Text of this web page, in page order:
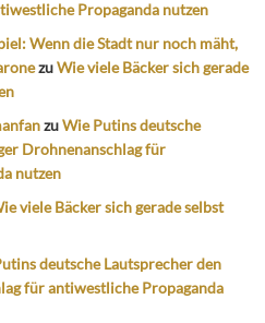
Propaganda nutzen
Wenn die Stadt nur noch mäht,
zuWie viele Bäcker sich gerade
zuWie Putins deutsche
Drohnenanschlag für
nutzen
viele Bäcker sich gerade selbst
deutsche Lautsprecher den
für antiwestliche Propaganda